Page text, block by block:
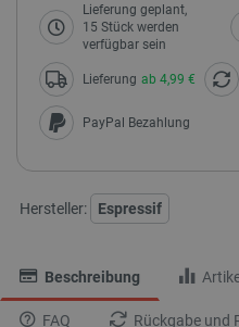
Lieferung geplant,
15 Stück werden
verfügbar sein
Lieferung ab 4,99 €
PayPal Bezahlung
Hersteller: Espressif
Beschreibung
FAQ Rückgabe und